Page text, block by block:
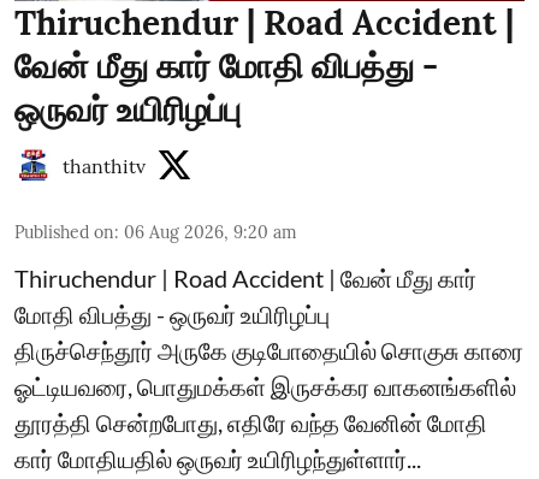
Thiruchendur | Road Accident |
வேன் மீது கார் மோதி விபத்து -
ஒருவர் உயிரிழப்பு
thanthitv
Published on: 06 Aug 2026, 9:20 am
Thiruchendur | Road Accident | வேன் மீது கார்
மோதி விபத்து - ஒருவர் உயிரிழப்பு
திருச்செந்தூர் அருகே குடிபோதையில் சொகுசு காரை
ஓட்டியவரை, பொதுமக்கள் இருசக்கர வாகனங்களில்
தூரத்தி சென்றபோது, எதிரே வந்த வேனின் மோதி
கார் மோதியதில் ஒருவர் உயிரிழந்துள்ளார்...